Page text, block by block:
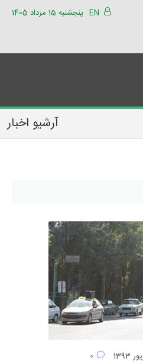
پنجشنبه 15 مرداد 1405 EN
آرشیو اخبار